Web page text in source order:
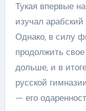
Тукая впервые
изучал
Однако, в силу
продолжить
дольше, и в
русской
— его